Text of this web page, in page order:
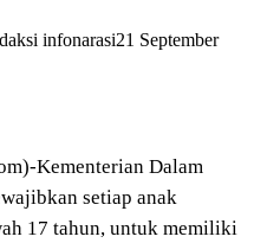
infonarasi21 September
Kementerian Dalam
setiap anak
17 tahun, untuk memiliki